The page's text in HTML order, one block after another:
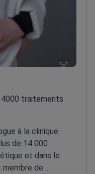
traitements
à la clinique
de 14 000
et dans le
de